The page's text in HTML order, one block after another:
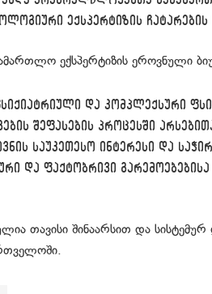
ექსპერტიზის ჩატარების
ექსპერტიზის ეროვნული
და კომპლექსური
შეფასების პროცესში
საუკეთესო ინტერესი და
და ფაქტობრივი
თავისი შინაარსით და სისტემურ